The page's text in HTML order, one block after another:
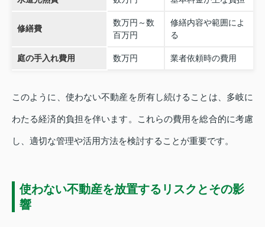
修繕費
数万円～数
百万円
修繕内容や範囲によ
る
庭の手入れ費用 数万円 業者依頼時の費用
このように、使わない不動産を所有し続けることは、多岐に
わたる経済的負担を伴います。これらの費用を総合的に考慮
し、適切な管理や活用方法を検討することが重要です。
使わない不動産を放置するリスクとその影
響